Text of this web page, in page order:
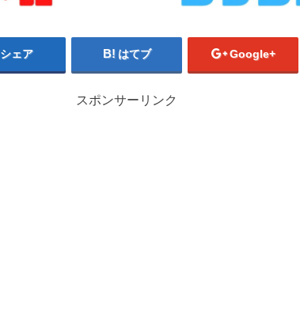
シェア はてブ Google+
スポンサーリンク